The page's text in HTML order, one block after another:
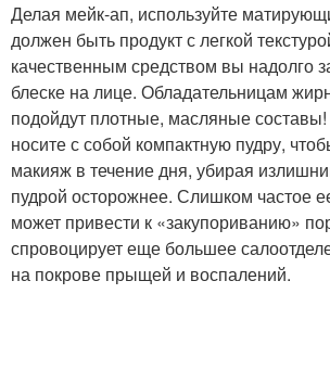
Делая мейк-ап, используйте
должен быть продукт с легкой
качественным средством вы надолго
блеске на лице. Обладательницам
подойдут плотные, масляные
носите с собой компактную пудру,
макияж в течение дня, убирая
пудрой осторожнее. Слишком частое
может привести к «закупориванию»
спровоцирует еще большее
на покрове прыщей и воспалений.